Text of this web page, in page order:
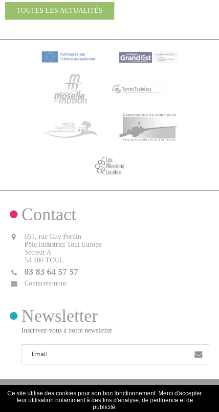
TOUTES LES ACTUALITÉS
Contact
651, rue Guy Pernin
Pôle Industriel Toul Europe
Secteur A
54 200 TOUL
03 83 64 57 57
Contactez-nous
Newsletter
Inscrivez-vous à notre newsletter
Ce site utilise des cookies pour son bon fonctionnement. Merci d'accepter
leur utilisation notamment à des fins d'analyse, de pertinence et de
publicité.